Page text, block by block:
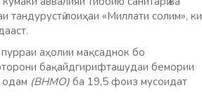
лоиҳаи «Миллати солим», ки
аҳолии мақсаднок бо
бақайдгирифташудаи бемории
одам (ВНМО) ба 19,5 фоиз мусоидат